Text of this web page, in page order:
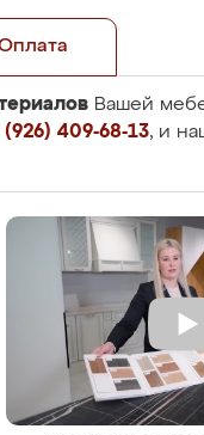
Вашей
(926) 409-68-13, и